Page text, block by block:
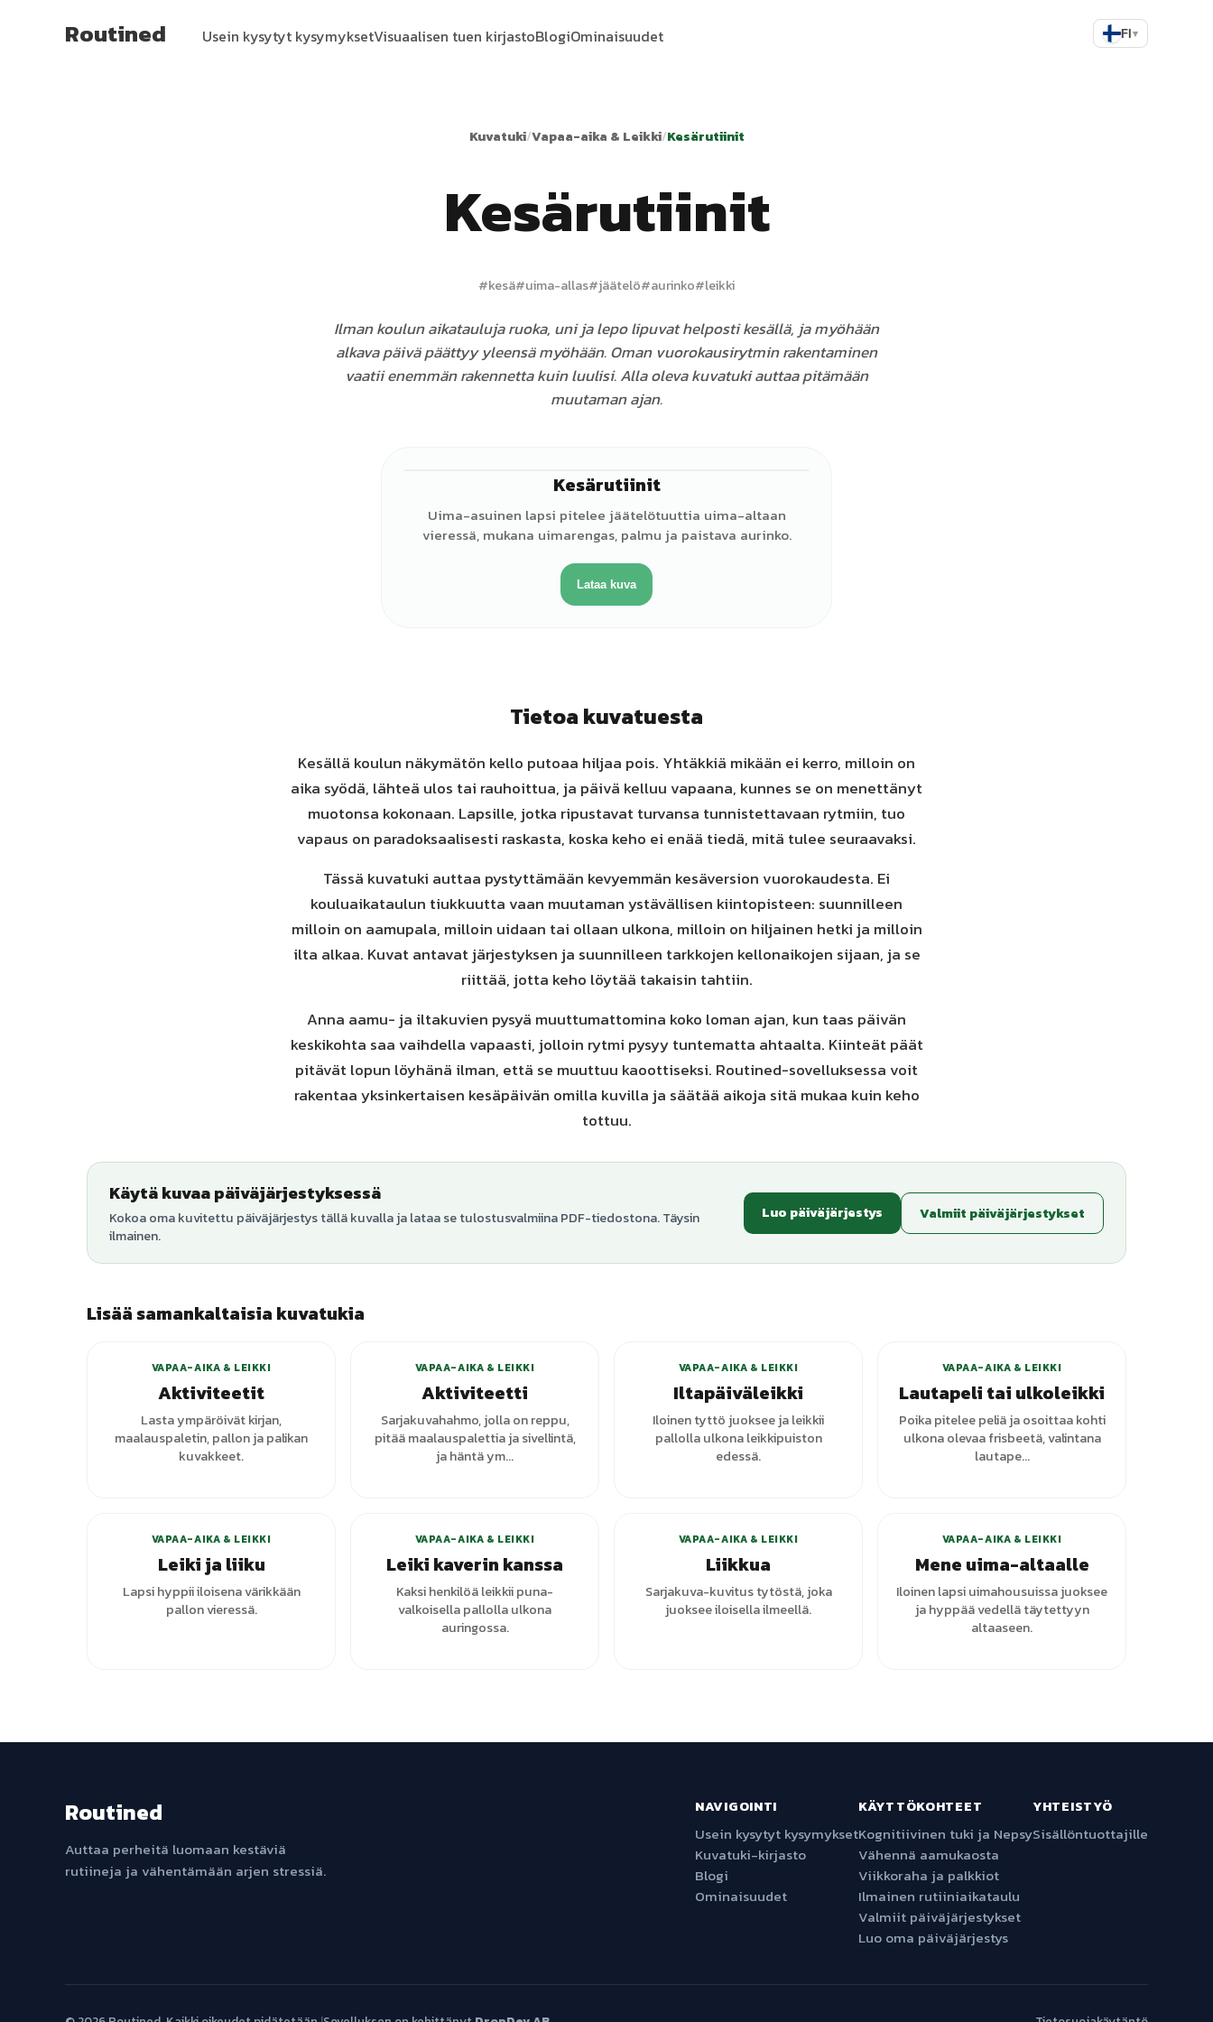
Routined Usein kysytyt kysymyksetVisuaalisen tuen kirjastoBlogiOminaisuudet FI▾
Kuvatuki/Vapaa-aika & Leikki/Kesärutiinit
Kesärutiinit
#kesä#uima-allas#jäätelö#aurinko#leikki
Ilman koulun aikatauluja ruoka, uni ja lepo lipuvat helposti kesällä, ja myöhään
alkava päivä päättyy yleensä myöhään. Oman vuorokausirytmin rakentaminen
vaatii enemmän rakennetta kuin luulisi. Alla oleva kuvatuki auttaa pitämään
muutaman ajan.
Kesärutiinit
Uima-asuinen lapsi pitelee jäätelötuuttia uima-altaan
vieressä, mukana uimarengas, palmu ja paistava aurinko.
Lataa kuva
Tietoa kuvatuesta
Kesällä koulun näkymätön kello putoaa hiljaa pois. Yhtäkkiä mikään ei kerro, milloin on
aika syödä, lähteä ulos tai rauhoittua, ja päivä kelluu vapaana, kunnes se on menettänyt
muotonsa kokonaan. Lapsille, jotka ripustavat turvansa tunnistettavaan rytmiin, tuo
vapaus on paradoksaalisesti raskasta, koska keho ei enää tiedä, mitä tulee seuraavaksi.
Tässä kuvatuki auttaa pystyttämään kevyemmän kesäversion vuorokaudesta. Ei
kouluaikataulun tiukkuutta vaan muutaman ystävällisen kiintopisteen: suunnilleen
milloin on aamupala, milloin uidaan tai ollaan ulkona, milloin on hiljainen hetki ja milloin
ilta alkaa. Kuvat antavat järjestyksen ja suunnilleen tarkkojen kellonaikojen sijaan, ja se
riittää, jotta keho löytää takaisin tahtiin.
Anna aamu- ja iltakuvien pysyä muuttumattomina koko loman ajan, kun taas päivän
keskikohta saa vaihdella vapaasti, jolloin rytmi pysyy tuntematta ahtaalta. Kiinteät päät
pitävät lopun löyhänä ilman, että se muuttuu kaoottiseksi. Routined-sovelluksessa voit
rakentaa yksinkertaisen kesäpäivän omilla kuvilla ja säätää aikoja sitä mukaa kuin keho
tottuu.
Käytä kuvaa päiväjärjestyksessä
Kokoa oma kuvitettu päiväjärjestys tällä kuvalla ja lataa se tulostusvalmiina PDF-tiedostona. Täysin
ilmainen.
Luo päiväjärjestys Valmiit päiväjärjestykset
Lisää samankaltaisia kuvatukia
+1varianttia
VAPAA-AIKA & LEIKKI
Aktiviteetit
Lasta ympäröivät kirjan,
maalauspaletin, pallon ja palikan
kuvakkeet.
VAPAA-AIKA & LEIKKI
Aktiviteetti
Sarjakuvahahmo, jolla on reppu,
pitää maalauspalettia ja sivellintä,
ja häntä ym...
VAPAA-AIKA & LEIKKI
Iltapäiväleikki
Iloinen tyttö juoksee ja leikkii
pallolla ulkona leikkipuiston
edessä.
VAPAA-AIKA & LEIKKI
Lautapeli tai ulkoleikki
Poika pitelee peliä ja osoittaa kohti
ulkona olevaa frisbeetä, valintana
lautape...
VAPAA-AIKA & LEIKKI
Leiki ja liiku
Lapsi hyppii iloisena värikkään
pallon vieressä.
VAPAA-AIKA & LEIKKI
Leiki kaverin kanssa
Kaksi henkilöä leikkii puna-
valkoisella pallolla ulkona
auringossa.
VAPAA-AIKA & LEIKKI
Liikkua
Sarjakuva-kuvitus tytöstä, joka
juoksee iloisella ilmeellä.
VAPAA-AIKA & LEIKKI
Mene uima-altaalle
Iloinen lapsi uimahousuissa juoksee
ja hyppää vedellä täytettyyn
altaaseen.
Routined
Auttaa perheitä luomaan kestäviä
rutiineja ja vähentämään arjen stressiä.
NAVIGOINTI
Usein kysytyt kysymykset
Kuvatuki-kirjasto
Blogi
Ominaisuudet
KÄYTTÖKOHTEET
Kognitiivinen tuki ja Nepsy
Vähennä aamukaosta
Viikkoraha ja palkkiot
Ilmainen rutiiniaikataulu
Valmiit päiväjärjestykset
Luo oma päiväjärjestys
YHTEISTYÖ
Sisällöntuottajille